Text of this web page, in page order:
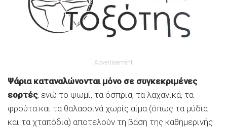
Advertisement
Ψάρια καταναλώνονται μόνο σε συγκεκριμένες
εορτές, ενώ το ψωμί, τα όσπρια, τα λαχανικά, τα
φρούτα και τα θαλασσινά χωρίς αίμα (όπως τα μύδια
και τα χταπόδια) αποτελούν τη βάση της καθημερινής